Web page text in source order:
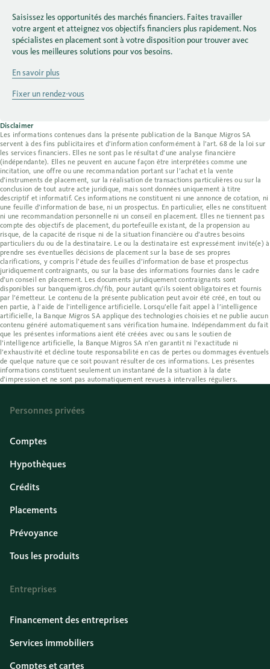
Saisissez les opportunités des marchés financiers. Faites travailler
votre argent et atteignez vos objectifs financiers plus rapidement. Nos
spécialistes en placement sont à votre disposition pour trouver avec
vous les meilleures solutions pour vos besoins.
En savoir plus
Fixer un rendez-vous
Disclaimer
Les informations contenues dans la présente publication de la Banque Migros SA
servent à des fins publicitaires et d’information conformément à l’art. 68 de la loi sur
les services financiers. Elles ne sont pas le résultat d’une analyse financière
(indépendante). Elles ne peuvent en aucune façon être interprétées comme une
incitation, une offre ou une recommandation portant sur l’achat et la vente
d’instruments de placement, sur la réalisation de transactions particulières ou sur la
conclusion de tout autre acte juridique, mais sont données uniquement à titre
descriptif et informatif. Ces informations ne constituent ni une annonce de cotation, ni
une feuille d’information de base, ni un prospectus. En particulier, elles ne constituent
ni une recommandation personnelle ni un conseil en placement. Elles ne tiennent pas
compte des objectifs de placement, du portefeuille existant, de la propension au
risque, de la capacité de risque ni de la situation financière ou d’autres besoins
particuliers du ou de la destinataire. Le ou la destinataire est expressément invité(e) à
prendre ses éventuelles décisions de placement sur la base de ses propres
clarifications, y compris l’étude des feuilles d’information de base et prospectus
juridiquement contraignants, ou sur la base des informations fournies dans le cadre
d’un conseil en placement. Les documents juridiquement contraignants sont
disponibles sur banquemigros.ch/fib, pour autant qu’ils soient obligatoires et fournis
par l’émetteur. Le contenu de la présente publication peut avoir été créé, en tout ou
en partie, à l’aide de l’intelligence artificielle. Lorsqu’elle fait appel à l’intelligence
artificielle, la Banque Migros SA applique des technologies choisies et ne publie aucun
contenu généré automatiquement sans vérification humaine. Indépendamment du fait
que les présentes informations aient été créées avec ou sans le soutien de
l’intelligence artificielle, la Banque Migros SA n’en garantit ni l’exactitude ni
l’exhaustivité et décline toute responsabilité en cas de pertes ou dommages éventuels
de quelque nature que ce soit pouvant résulter de ces informations. Les présentes
informations constituent seulement un instantané de la situation à la date
d’impression et ne sont pas automatiquement revues à intervalles réguliers.
Personnes privées
Comptes
Hypothèques
Crédits
Placements
Prévoyance
Tous les produits
Entreprises
Financement des entreprises
Services immobiliers
Comptes et cartes